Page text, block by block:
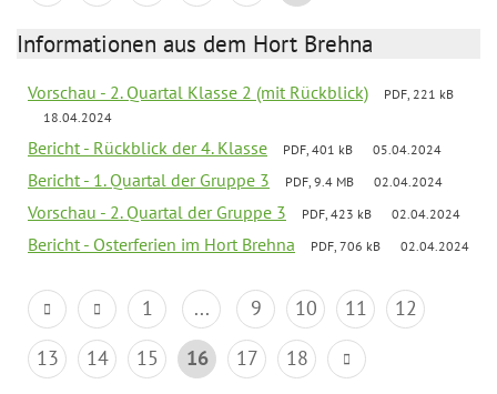
Informationen aus dem Hort Brehna
Vorschau - 2. Quartal Klasse 2 (mit Rückblick)
PDF, 221 kB
18.04.2024
Bericht - Rückblick der 4. Klasse PDF, 401 kB 05.04.2024
Bericht - 1. Quartal der Gruppe 3 PDF, 9.4 MB 02.04.2024
Vorschau - 2. Quartal der Gruppe 3 PDF, 423 kB 02.04.2024
Bericht - Osterferien im Hort Brehna PDF, 706 kB 02.04.2024
1 ... 9 10 11
12
13
14 15 16 17 18